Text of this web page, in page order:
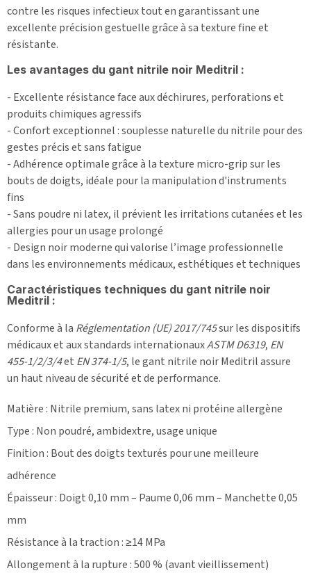
contre les risques infectieux tout en garantissant une
excellente précision gestuelle grâce à sa texture fine et
résistante.
Les avantages du gant nitrile noir Meditril :
- Excellente résistance face aux déchirures, perforations et
produits chimiques agressifs
- Confort exceptionnel : souplesse naturelle du nitrile pour des
gestes précis et sans fatigue
- Adhérence optimale grâce à la texture micro-grip sur les
bouts de doigts, idéale pour la manipulation d'instruments
fins
- Sans poudre ni latex, il prévient les irritations cutanées et les
allergies pour un usage prolongé
- Design noir moderne qui valorise l’image professionnelle
dans les environnements médicaux, esthétiques et techniques
Caractéristiques techniques du gant nitrile noir
Meditril :
Conforme à la Réglementation (UE) 2017/745sur les dispositifs
médicaux et aux standards internationauxASTM D6319, EN
455-1/2/3/4et EN 374-1/5, le gant nitrile noir Meditril assure
un haut niveau de sécurité et de performance.
Matière : Nitrile premium, sans latex ni protéine allergène
Type : Non poudré, ambidextre, usage unique
Finition : Bout des doigts texturés pour une meilleure
adhérence
Épaisseur : Doigt 0,10 mm – Paume 0,06 mm – Manchette 0,05
mm
Résistance à la traction : ≥14 MPa
Allongement à la rupture : 500 % (avant vieillissement)